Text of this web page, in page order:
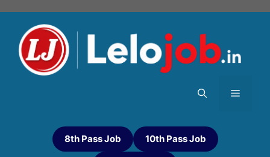
8th Pass Job 10th Pass Job